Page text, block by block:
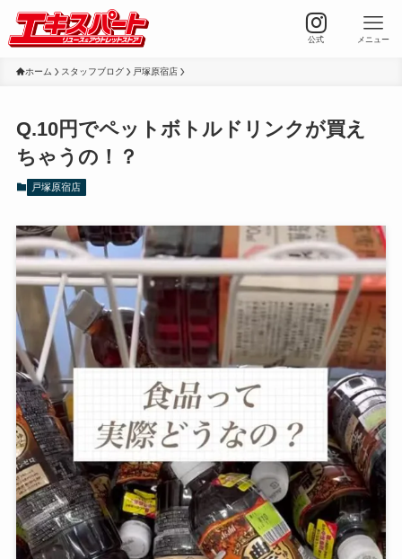
公式 メニュー
ホーム スタッフブログ 戸塚原宿店
Q.10円でペットボトルドリンクが買え
ちゃうの！？
戸塚原宿店